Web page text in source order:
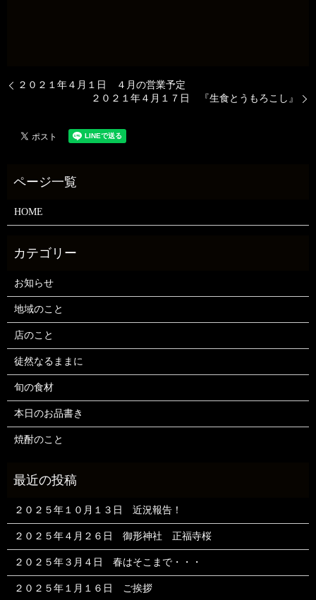
２０２１年４月１日 ４月の営業予定
２０２１年４月１７日 『生食とうもろこし』
HOME
お知らせ
地域のこと
店のこと
徒然なるままに
旬の食材
本日のお品書き
焼酎のこと
２０２５年１０月１３日 近況報告！
２０２５年４月２６日 御形神社 正福寺桜
２０２５年３月４日 春はそこまで・・・
２０２５年１月１６日 ご挨拶